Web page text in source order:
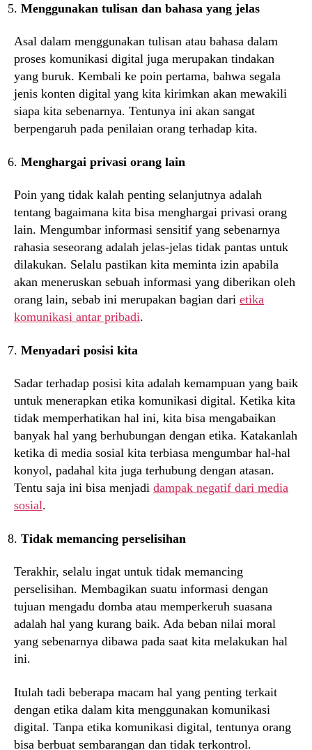
Menggunakan tulisan dan bahasa yang jelas
Asal dalam menggunakan tulisan atau bahasa dalam
proses komunikasi digital juga merupakan tindakan
yang buruk. Kembali ke poin pertama, bahwa segala
jenis konten digital yang kita kirimkan akan mewakili
siapa kita sebenarnya. Tentunya ini akan sangat
berpengaruh pada penilaian orang terhadap kita.
Menghargai privasi orang lain
Poin yang tidak kalah penting selanjutnya adalah
tentang bagaimana kita bisa menghargai privasi orang
lain. Mengumbar informasi sensitif yang sebenarnya
rahasia seseorang adalah jelas-jelas tidak pantas untuk
dilakukan. Selalu pastikan kita meminta izin apabila
akan meneruskan sebuah informasi yang diberikan oleh
orang lain, sebab ini merupakan bagian dari etika
komunikasi antar pribadi.
Menyadari posisi kita
Sadar terhadap posisi kita adalah kemampuan yang baik
untuk menerapkan etika komunikasi digital. Ketika kita
tidak memperhatikan hal ini, kita bisa mengabaikan
banyak hal yang berhubungan dengan etika. Katakanlah
ketika di media sosial kita terbiasa mengumbar hal-hal
konyol, padahal kita juga terhubung dengan atasan.
Tentu saja ini bisa menjadi dampak negatif dari media
sosial.
Tidak memancing perselisihan
Terakhir, selalu ingat untuk tidak memancing
perselisihan. Membagikan suatu informasi dengan
tujuan mengadu domba atau memperkeruh suasana
adalah hal yang kurang baik. Ada beban nilai moral
yang sebenarnya dibawa pada saat kita melakukan hal
ini.
Itulah tadi beberapa macam hal yang penting terkait
dengan etika dalam kita menggunakan komunikasi
digital. Tanpa etika komunikasi digital, tentunya orang
bisa berbuat sembarangan dan tidak terkontrol.